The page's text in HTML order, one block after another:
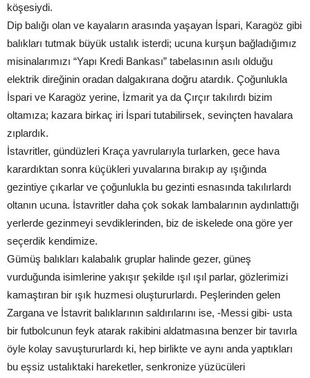
köşesiydi.
Dip balığı olan ve kayaların arasında yaşayan İspari, Karagöz gibi
balıkları tutmak büyük ustalık isterdi; ucuna kurşun bağladığımız
misinalarımızı “Yapı Kredi Bankası” tabelasının asılı olduğu
elektrik direğinin oradan dalgakırana doğru atardık. Çoğunlukla
İspari ve Karagöz yerine, İzmarit ya da Çırçır takılırdı bizim
oltamıza; kazara birkaç iri İspari tutabilirsek, sevinçten havalara
zıplardık.
İstavritler, gündüzleri Kraça yavrularıyla turlarken, gece hava
karardıktan sonra küçükleri yuvalarına bırakıp ay ışığında
gezintiye çıkarlar ve çoğunlukla bu gezinti esnasında takılırlardı
oltanın ucuna. İstavritler daha çok sokak lambalarının aydınlattığı
yerlerde gezinmeyi sevdiklerinden, biz de iskelede ona göre yer
seçerdik kendimize.
Gümüş balıkları kalabalık gruplar halinde gezer, güneş
vurduğunda isimlerine yakışır şekilde ışıl ışıl parlar, gözlerimizi
kamaştıran bir ışık huzmesi oluştururlardı. Peşlerinden gelen
Zargana ve İstavrit balıklarının saldırılarını ise, -Messi gibi- usta
bir futbolcunun feyk atarak rakibini aldatmasına benzer bir tavırla
öyle kolay savuştururlardı ki, hep birlikte ve aynı anda yaptıkları
bu eşsiz ustalıktaki hareketler, senkronize yüzücüleri